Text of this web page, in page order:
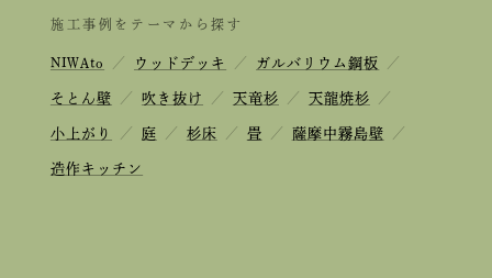
施工事例をテーマから探す
NIWAto ／ ウッドデッキ ／ ガルバリウム鋼板 ／
そとん壁 ／ 吹き抜け ／ 天竜杉 ／ 天龍焼杉 ／
小上がり ／ 庭 ／ 杉床 ／ 畳 ／ 薩摩中霧島壁 ／
造作キッチン